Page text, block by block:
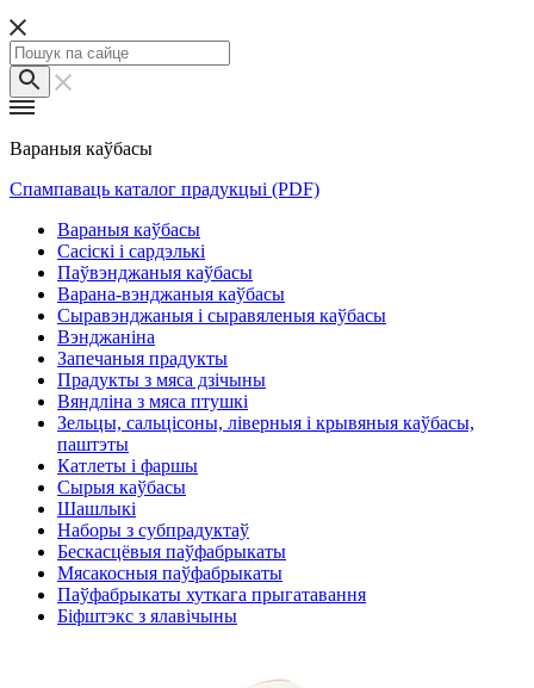
Вараныя каўбасы
Спампаваць каталог прадукцыі (PDF)
Вараныя каўбасы
Сасіскі і сардэлькі
Паўвэнджаныя каўбасы
Варана-вэнджаныя каўбасы
Сыравэнджаныя і сыравяленыя каўбасы
Вэнджаніна
Запечаныя прадукты
Прадукты з мяса дзічыны
Вяндліна з мяса птушкі
Зельцы, сальцісоны, ліверныя і крывяныя каўбасы,
паштэты
Катлеты і фаршы
Сырыя каўбасы
Шашлыкі
Наборы з субпрадуктаў
Бескасцёвыя паўфабрыкаты
Мясакосныя паўфабрыкаты
Паўфабрыкаты хуткага прыгатавання
Біфштэкс з ялавічыны